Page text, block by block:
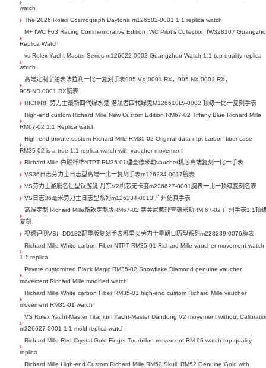
watch
The 2026 Rolex Cosmograph Daytona m126502-0001 1:1 replica watch
M+ IWC F63 Racing Commemorative Edition IWC Pilot's Collection IW328107
Replica Watch
vs Rolex Yacht-Master Series m126622-0002 Guangzhou Watch 1:1 top-quality replica
watch
高端定制宇舶表法拉利一比一复刻手表905.VX.0001.RX，905.NX.0001.RX，
905.ND.0001.RX腕表
RICH/RF 劳力士最新四代绿水鬼 潜航者四代绿鬼M126610LV-0002 顶级一比一复刻手表
High-end custom Richard Mille New Custom Edition RM67-02 Tiffany Blue Richard Mille
RM67-02 1:1 Replica watch
High-end private custom Richard Mille RM35-02 Original data ntpt carbon fiber case
RM35-02 is a true 1:1 replica watch with vaucher movement
Richard Mille 白碳纤维NTPT RM35-01理查德米勒vaucher机芯高端复刻一比一手表
VS36日志劳力士日志型高端一比一复刻手表m126234-0017腕表
VS劳力士游艇名仕型钛游艇 丹东V2机芯无卡度m226627-0001腕表一比一顶级复刻名表
VS日志36毫米劳力士日志型系列m126234-0013 广州仿真手表
高端定制 Richard Mille新款定制版RM67-02 蒂芙尼蓝理查德米勒RM 67-02 广州手表1:1顶
复刻
视频评测VS厂DD182配重版复刻手表哪里买劳力士星期日历型系列m228239-0076腕表
Richard Mille White carbon Fiber NTPT RM35-01 Richard Mille vaucher movement watch
1:1 replica
Private customized Black Magic RM35-02 Snowflake Diamond genuine vaucher
movement Richard Mille modified watch
Richard Mille White carbon Fiber RM35-01 high-end custom Richard Mille vaucher
movement RM35-01 watch
VS Rolex Yacht-Master Titanium Yacht-Master Dandong V2 movement without
m226627-0001 1:1 mold replica watch
Richard Mille Red Crystal Gold Finger Tourbillon movement RM 66 watch top-quality
replica
Richard Mille High-end Custom Richard Mille RM52 Skull, RM52 Genuine Gold with